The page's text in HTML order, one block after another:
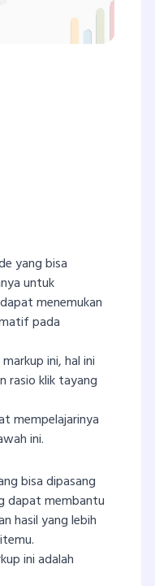
yang bisa
untuk
menemukan
pada
ini, hal ini
rasio klik tayang
mempelajarinya
ini.
bisa dipasang
dapat membantu
hasil yang lebih
ini adalah